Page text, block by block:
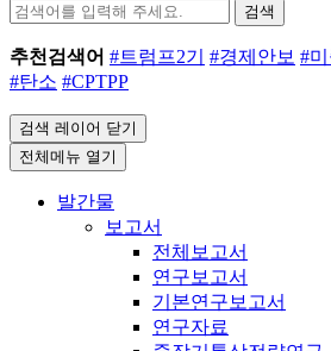
검색
추천검색어 #트럼프2기 #경제안보 #
#탄소 #CPTPP
검색 레이어 닫기
전체메뉴 열기
발간물
보고서
전체보고서
연구보고서
기본연구보고서
연구자료